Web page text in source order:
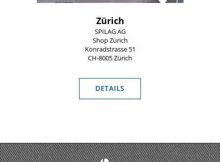
Zürich
SPILAG AG
Shop Zürich
Konradstrasse 51
CH-8005 Zürich
DETAILS